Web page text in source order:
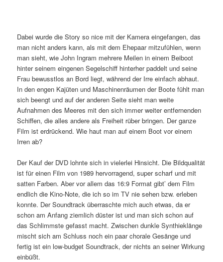
Dabei wurde die Story so nice mit der Kamera eingefangen, das
man nicht anders kann, als mit dem Ehepaar mitzufühlen, wenn
man sieht, wie John Ingram mehrere Meilen in einem Beiboot
hinter seinem eingenen Segelschiff hinterher paddelt und seine
Frau bewusstlos an Bord liegt, während der Irre einfach abhaut.
In den engen Kajüten und Maschinenräumen der Boote fühlt man
sich beengt und auf der anderen Seite sieht man weite
Aufnahmen des Meeres mit den sich immer weiter entfernenden
Schiffen, die alles andere als Freiheit rüber bringen. Der ganze
Film ist erdrückend. Wie haut man auf einem Boot vor einem
Irren ab?
Der Kauf der DVD lohnte sich in vielerlei Hinsicht. Die Bildqualität
ist für einen Film von 1989 hervorragend, super scharf und mit
satten Farben. Aber vor allem das 16:9 Format gibt’ dem Film
endlich die Kino-Note, die ich so im TV nie sehen bzw. erleben
konnte. Der Soundtrack überraschte mich auch etwas, da er
schon am Anfang ziemlich düster ist und man sich schon auf
das Schlimmste gefasst macht. Zwischen dunkle Synthieklänge
mischt sich am Schluss noch ein paar chorale Gesänge und
fertig ist ein low-budget Soundtrack, der nichts an seiner Wirkung
einbüßt.